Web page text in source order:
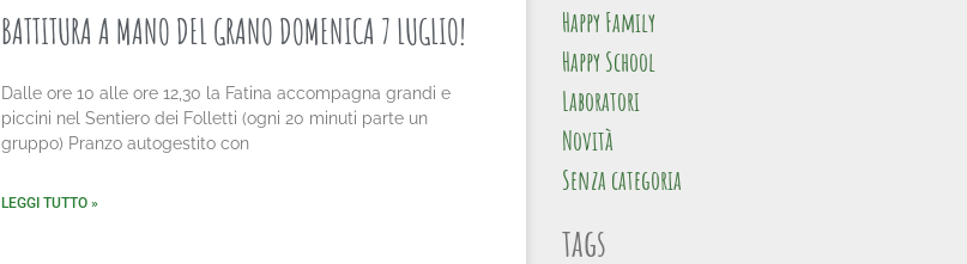
BATTITURA A MANO DEL GRANO DOMENICA 7 LUGLIO!
Dalle ore 10 alle ore 12,30 la Fatina accompagna grandi e
piccini nel Sentiero dei Folletti (ogni 20 minuti parte un
gruppo) Pranzo autogestito con
LEGGI TUTTO »
Happy Family
Happy School
Laboratori
Novità
Senza categoria
tags